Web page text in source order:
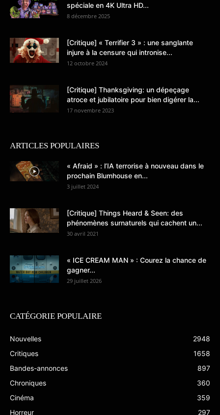
spéciale en 4K Ultra HD...
8 décembre 2025
[Critique] « Terrifier 3 » : une sanglante
injure à la censure qui intronise...
12 octobre 2024
[Critique] Thanksgiving: un dépeçage
atroce et jubilatoire pour bien digérer la...
17 novembre 2023
ARTICLES POPULAIRES
« Afraid » : l’IA terrorise à nouveau dans le
prochain Blumhouse en...
3 juillet 2024
[Critique] Things Heard & Seen: des
phénomènes surnaturels qui cachent un...
30 avril 2021
« ICE CREAM MAN » : Courez la chance de
gagner...
29 juillet 2026
CATÉGORIE POPULAIRE
Nouvelles
2948
Critiques
1658
Bandes-annonces
897
Chroniques
360
Cinéma
359
Horreur
297